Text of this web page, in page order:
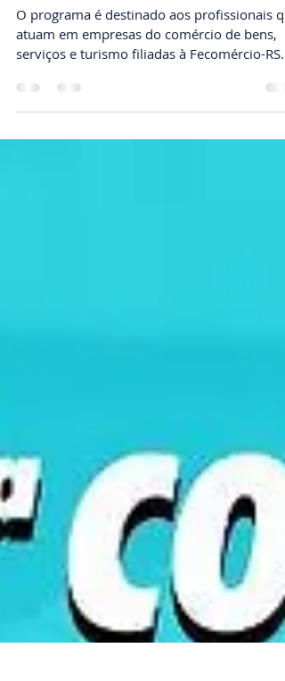
Programa Talentos do Comércio
está com oferta de 70 bolsas
integrais!
O programa é destinado aos profissionais
atuam em empresas do comércio de bens,